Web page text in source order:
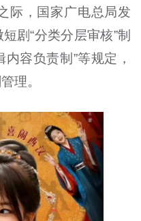
际，国家广电总局发
剧“分类分层审核”制
内容负责制”等规定，
理。